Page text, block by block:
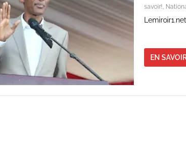
savoir!
EN